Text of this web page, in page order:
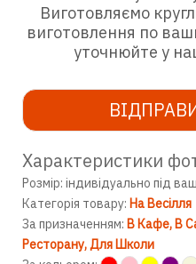
Виготовляємо
виготовлення по
уточнюйте у
Характеристики
Розмір: індивідуально під
Категорія товару: На Весілля
За призначенням: В Кафе В
Ресторану Для Школи